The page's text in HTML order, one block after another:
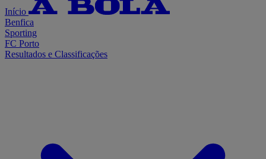
Início
Benfica
Sporting
FC Porto
Resultados e Classificações